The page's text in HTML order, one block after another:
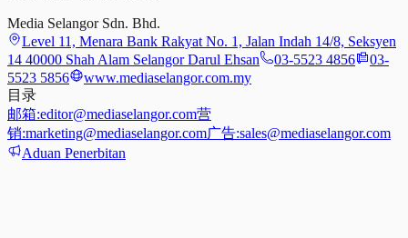
Media Selangor Sdn. Bhd.
Level 11, Menara Bank Rakyat No. 1, Jalan Indah 14/8, Seksyen
14 40000 Shah Alam Selangor Darul Ehsan
03-5523 4856
03-
5523 5856
www.mediaselangor.com.my
目录
邮箱:editor@mediaselangor.com营
销:marketing@mediaselangor.com广告:sales@mediaselangor.com
Aduan Penerbitan